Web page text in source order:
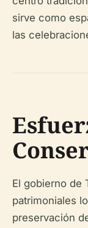
sirve como
las
El gobierno de
patrimoniales
preservación